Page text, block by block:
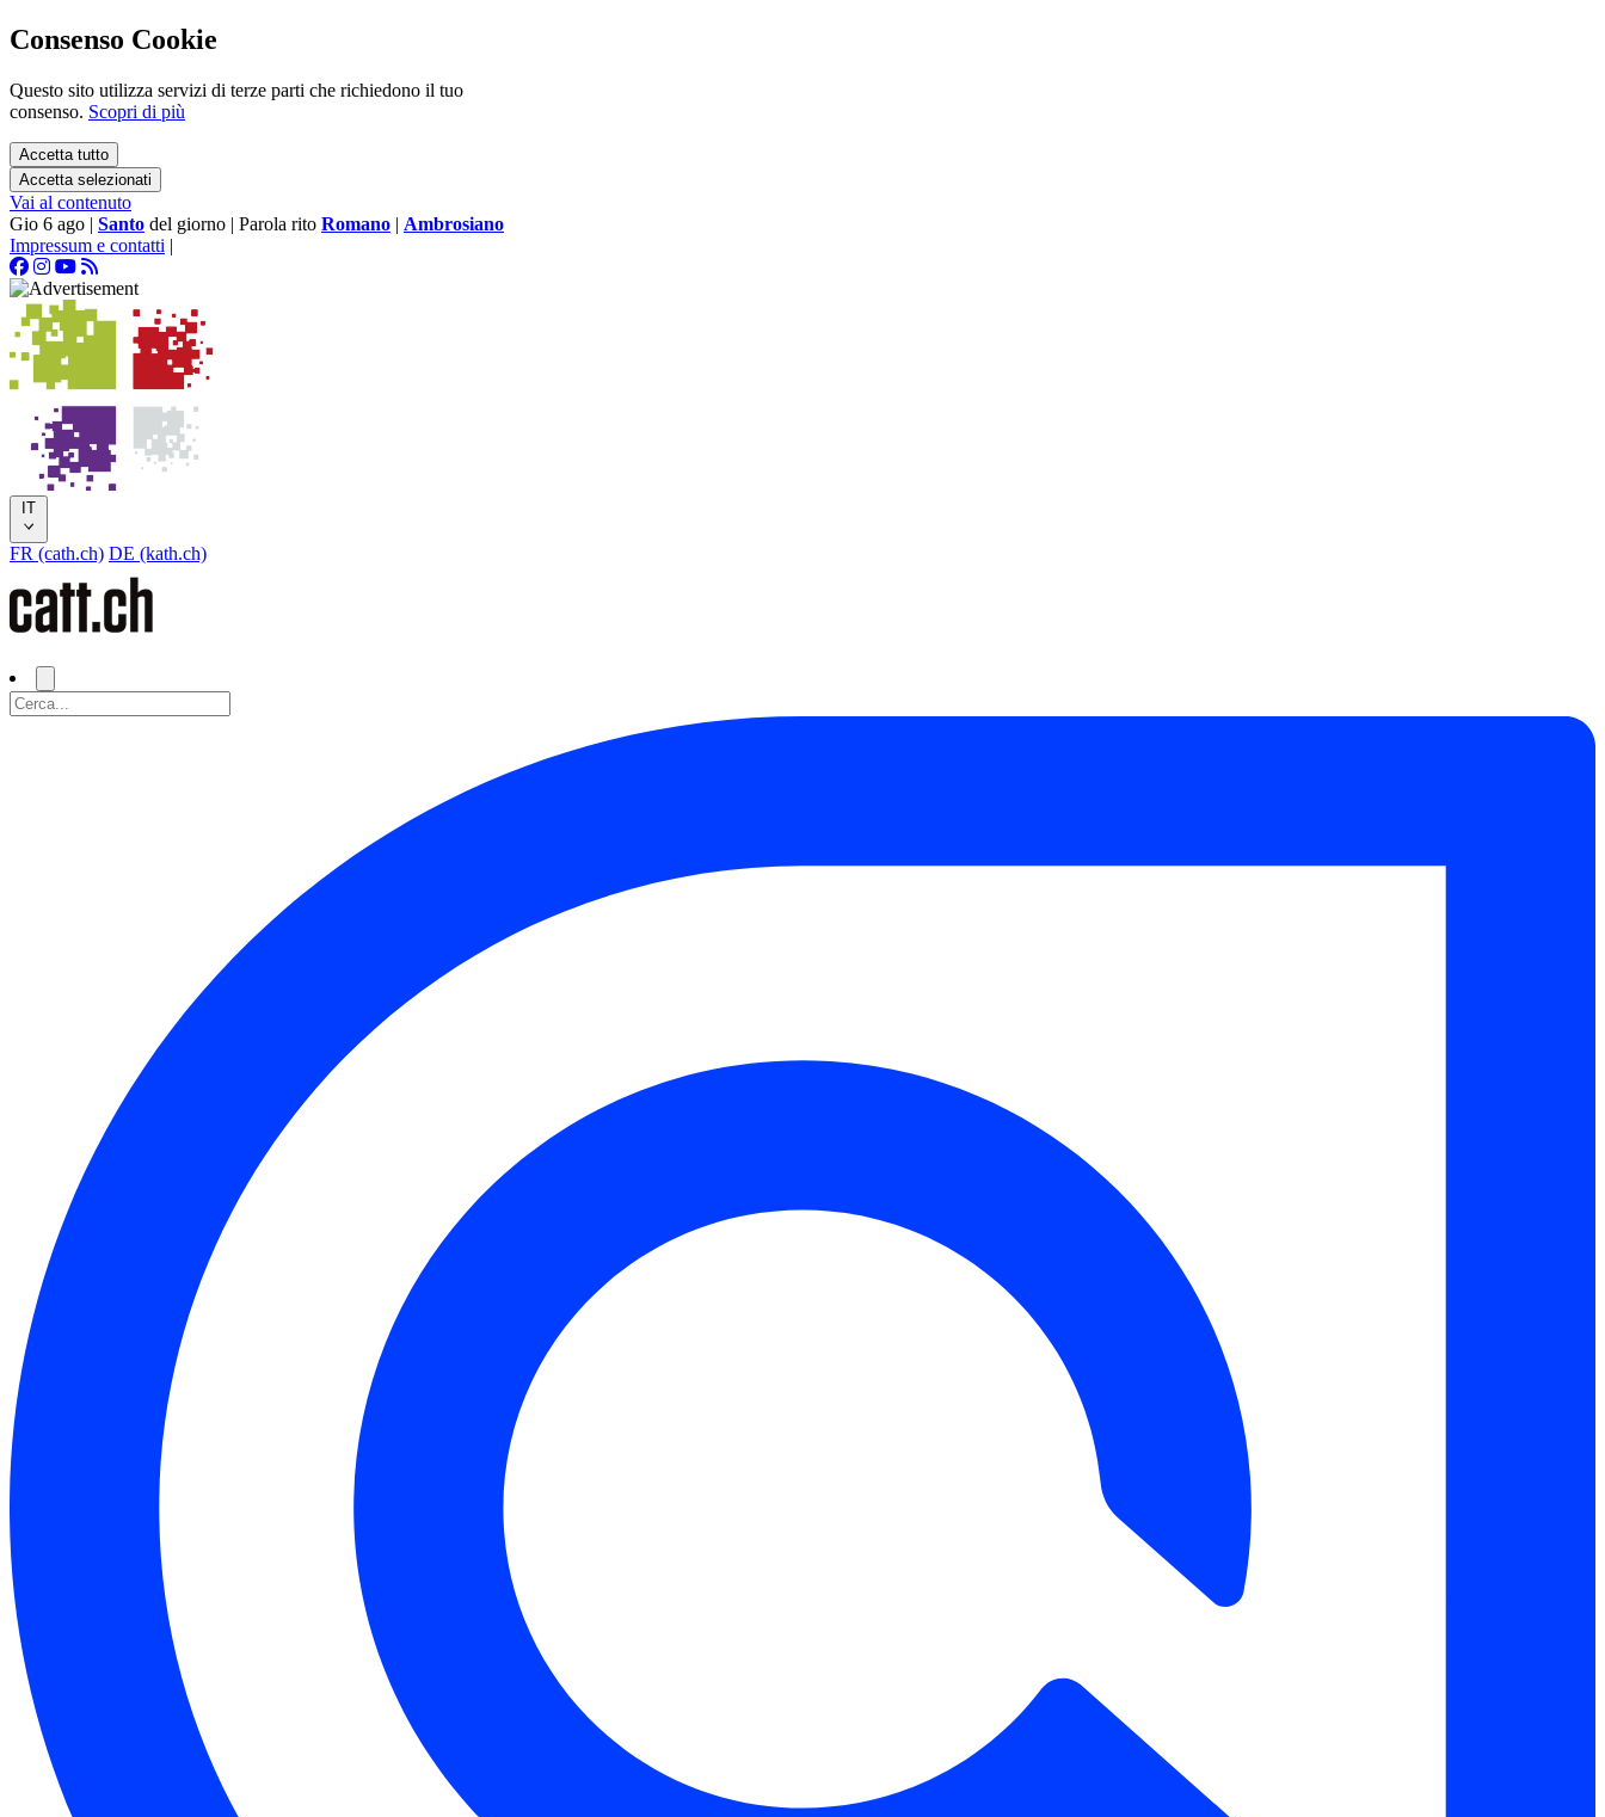
Consenso Cookie
Questo sito utilizza servizi di terze parti che richiedono il tuo
consenso. Scopri di più
Accetta tutto
Accetta selezionati
Vai al contenuto
Gio 6 ago | Santo del giorno | Parola rito Romano | Ambrosiano
Impressum e contatti |
IT
FR (cath.ch) DE (kath.ch)